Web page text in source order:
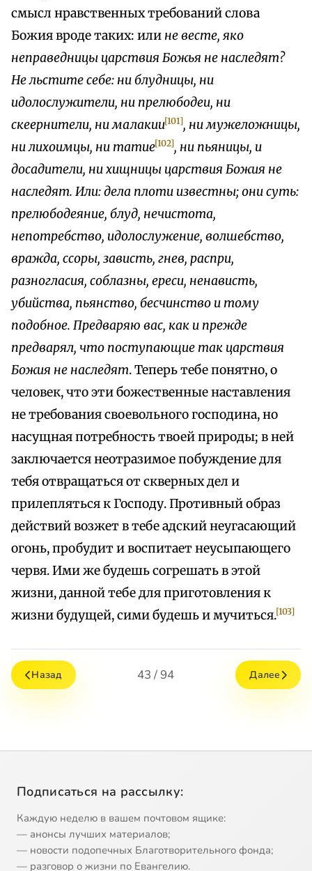
смысл нравственных требований слова
Божия вроде таких: или невесте,яко
неправедницы царствия Божья не наследят?
Нельститесебе: ниблудницы, ни
идолослужители, ни прелюбодеи, ни
скеернители, нималакии[101], нимужеложницы,
нилихоимцы, ни татие[102], ни пьяницы, и
досадители, нихищницы царствия Божия не
наследят. Или:дела плоти известны;онисуть:
прелюбодеяние, блуд, нечистота,
непотребство, идолослужение, волшебство,
вражда, ссоры, зависть, гнев, распри,
разногласия, соблазны, ереси, ненависть,
убийства, пьянство, бесчинство и тому
подобное. Предваряю вас, как и прежде
предварял, что поступающие так царствия
Божия не наследят. Теперь тебе понятно, о
человек, что эти божественные наставления
не требования своевольного господина, но
насущная потребность твоей природы; в ней
заключается неотразимое побуждение для
тебя отвращаться от скверных дел и
прилепляться к Господу. Противный образ
действий возжет в тебе адский неугасающий
огонь, пробудит и воспитает неусыпающего
червя. Ими же будешь согрешать в этой
жизни, данной тебе для приготовления к
жизни будущей, сими будешь и мучиться.[103]
Назад 43 / 94 Далее
Подписаться на рассылку:
Каждую неделю в вашем почтовом ящике:
— анонсы лучших материалов;
— новости подопечных Благотворительного фонда;
— разговор о жизни по Евангелию.